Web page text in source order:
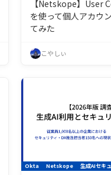
【Netskope】User
を使って個人アカウ
てみた
こやしぃ
Okta Netskope 生成AIセキ